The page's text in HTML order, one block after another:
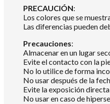
PRECAUCIÓN:
Los colores que se
Las diferencias pueden
Precauciones:
Almacenar en un lugar
Evite el contacto con la
No lo utilice de forma
No usar después de la
Evite la exposición directa
No usar en caso de